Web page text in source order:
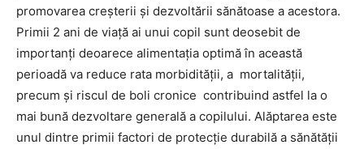
promovarea creșterii și dezvoltării sănătoase a acestora.
Primii 2 ani de viață ai unui copil sunt deosebit de
importanți deoarece alimentația optimă în această
perioadă va reduce rata morbidității, a mortalității,
precum și riscul de boli cronice contribuind astfel la o
mai bună dezvoltare generală a copilului. Alăptarea este
unul dintre primii factori de protecție durabilă a sănătății